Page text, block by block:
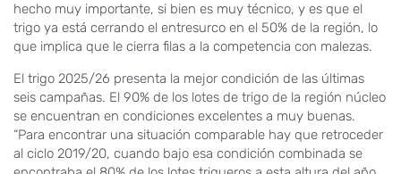
hecho muy importante, si bien es muy técnico, y es que el
trigo ya está cerrando el entresurco en el 50% de la región, lo
que implica que le cierra filas a la competencia con malezas.
El trigo 2025/26 presenta la mejor condición de las últimas
seis campañas. El 90% de los lotes de trigo de la región núcleo
se encuentran en condiciones excelentes a muy buenas.
“Para encontrar una situación comparable hay que retroceder
al ciclo 2019/20, cuando bajo esa condición combinada se